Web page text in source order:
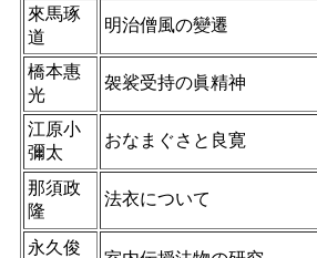
來馬琢
道
明治僧風の變遷
橋本惠
光
袈裟受持の眞精神
江原小
彌太
おなまぐさと良寛
那須政
隆
法衣について
永久俊